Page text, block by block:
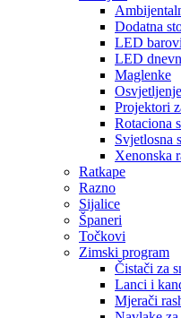
Dodatna
LED barovi
LED
Maglenke
Projektori
Rotaciona
Svjetlosna
Xenonska
Ratkape
Razno
Sijalice
Španeri
Točkovi
Zimski program
Čistači za
Lanci i
Mjerači